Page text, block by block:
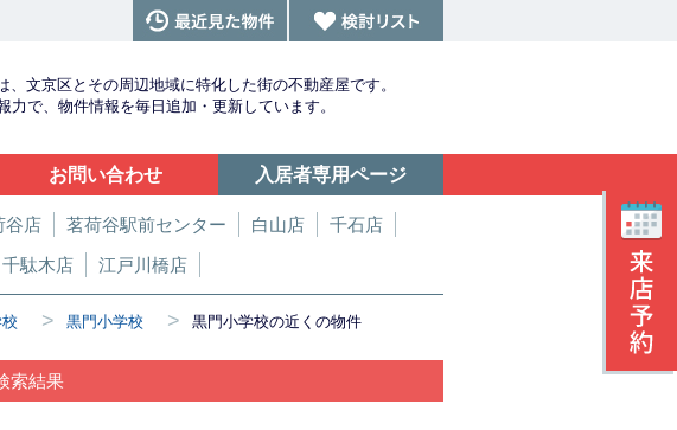
、文京区とその周辺地域に特化した街の不動産屋です。
力で、物件情報を毎日追加・更新しています。
お問い合わせ 入居者専用ページ
谷店 茗荷谷駅前センター 白山店
千石店
千駄木店 江戸川橋店
> 黒門小学校 > 黒門小学校の近くの物件
索結果